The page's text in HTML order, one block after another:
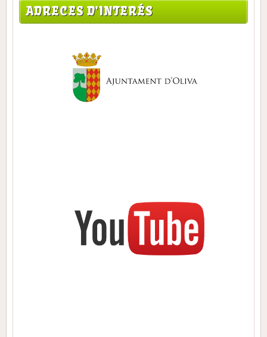
ADRECES D'INTERÉS